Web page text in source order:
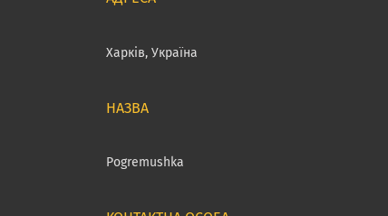
Харків, Україна
Pogremushka